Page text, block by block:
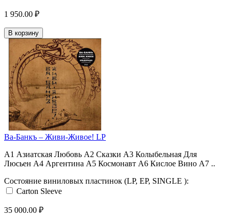
1 950.00 ₽
В корзину
Ва-Банкъ ‎– Живи-Живое! LP
A1 Азиатская Любовь A2 Сказки A3 Колыбельная Для
Люсьен A4 Аргентина A5 Космонавт A6 Кислое Вино A7 ..
Состояние виниловых пластинок (LP, EP, SINGLE ):
Carton Sleeve
35 000.00 ₽